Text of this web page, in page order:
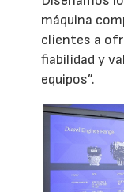
máquina
clientes a
fiabilidad y
equipos”.